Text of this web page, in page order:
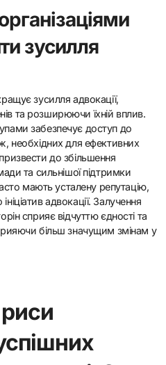
адвокації спортсменів. Ці
досягати широких
історіями та безпосередньо
контент Instagram сприяє
полегшує обговорення в
повідомлення. Ці платформи
підвищувати обізнаність про
та будувати громаду.
зусилля
до збільшення
та сильнішої підтримки
мають усталену репутацію,
адвокації. Залучення